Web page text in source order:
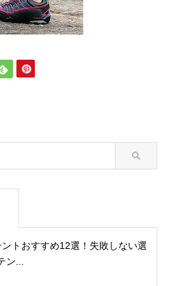
トおすすめ12選！失敗しない選
ン...